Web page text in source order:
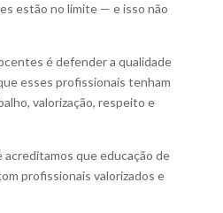
estão no limite — e isso não
é defender a qualidade
esses profissionais tenham
valorização, respeito e
acreditamos que educação de
profissionais valorizados e